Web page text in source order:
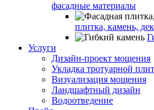
фасадные материалы
плитка, камень,
Услуги
Дизайн-проект мощения
Укладка тротуарной
Визуализация мощения
Ландшафтный дизайн
Водоотведение